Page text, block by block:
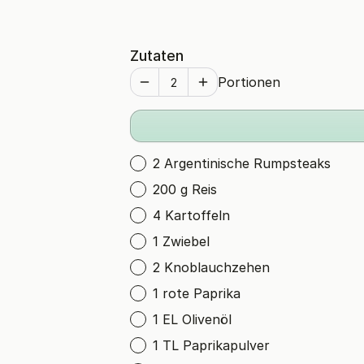
Zutaten
Portionen
2 Argentinische Rumpsteaks
200 g Reis
4 Kartoffeln
1 Zwiebel
2 Knoblauchzehen
1 rote Paprika
1 EL Olivenöl
1 TL Paprikapulver